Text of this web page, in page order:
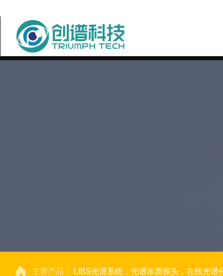
主营产品： LIBS光谱系统，光谱水质探头，在线光谱分析，高光谱相机，量子效